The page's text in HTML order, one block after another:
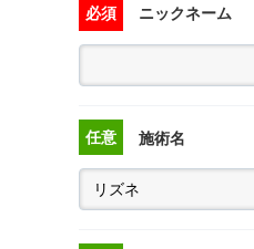
必須 ニックネーム
任意 施術名